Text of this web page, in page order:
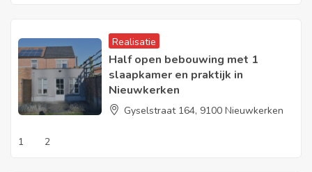
Realisatie
Half open bebouwing met 1
slaapkamer en praktijk in
Nieuwkerken
Gyselstraat 164, 9100 Nieuwkerken
1 2